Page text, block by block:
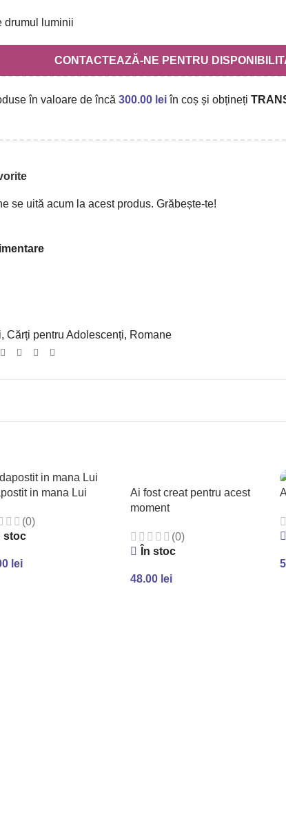
drumul luminii
CONTACTEAZĂ-NE PENTRU
în valoare de încă 300.00 leiîn coș și obțineți
se uită acum la acest produs. Grăbește-te!
, Cărți pentru Adolescenți, Romane
in mana Lui
(0)
stoc
lei
Ai fost creat pentru acest
moment
(0)
În stoc
48.00 lei